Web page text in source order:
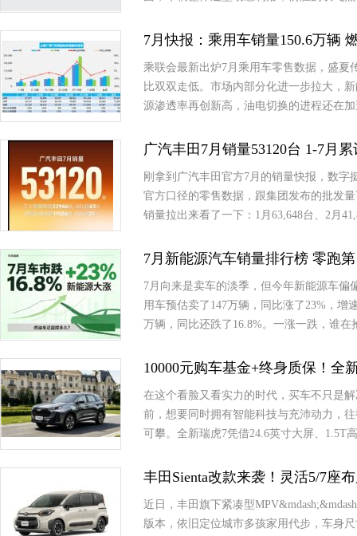
7月快报：乘用车销量150.6万辆
乘联会最新出炉7月乘用车零售数据，盛夏
比双双走低。市场内部分化进一步拉大，
源渗透率再创新高，油电切换的进程还在
广汽丰田7月销量53120台 1-7月
刚拿到广汽丰田官方7月的销量快报，数字
官方口径的零售数据，跟集团发布的批发
销量拉出来看了一下：1月63,648台、2月
7月新能源汽车销量排行榜 零跑
7月向来是卖车的淡季，但今年新能源车
用车预估卖了147万辆，同比涨了23%，增
万辆，同比还跌了16.8%。一涨一跌，谁
10000元购车基金+终身质保！全
在这个看脸又看实力的时代，买车不只是
前，想要同时拥有智能科技与充沛动力，
可攀。全新瑞虎7凭借24.6英寸大屏、1.5T
丰田Sienta改款来袭！灵活5/7座
近日，丰田旗下紧凑型
版本，依旧定位城市多孩家用代步，车身